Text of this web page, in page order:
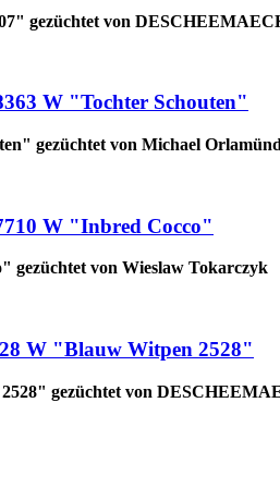
gezüchtet von
W "Tochter Schouten"
gezüchtet von Michael
W "Inbred Cocco"
gezüchtet von Wieslaw Tokarczyk
W "Blauw Witpen 2528"
gezüchtet von